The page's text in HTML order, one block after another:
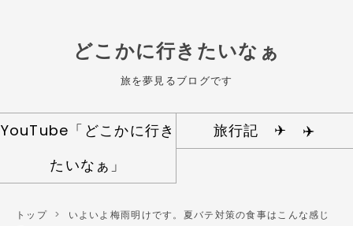
どこかに行きたいなぁ
旅を夢見るブログです
YouTube「どこかに行き
たいなぁ」
旅行記 ✈ ✈️️︎
トップ >
いよいよ梅雨明けです。夏バテ対策の食事はこんな感じ